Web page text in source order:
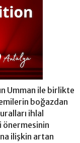
Umman ile birlikte
boğazdan
ihlal
önermesinin
ilişkin artan